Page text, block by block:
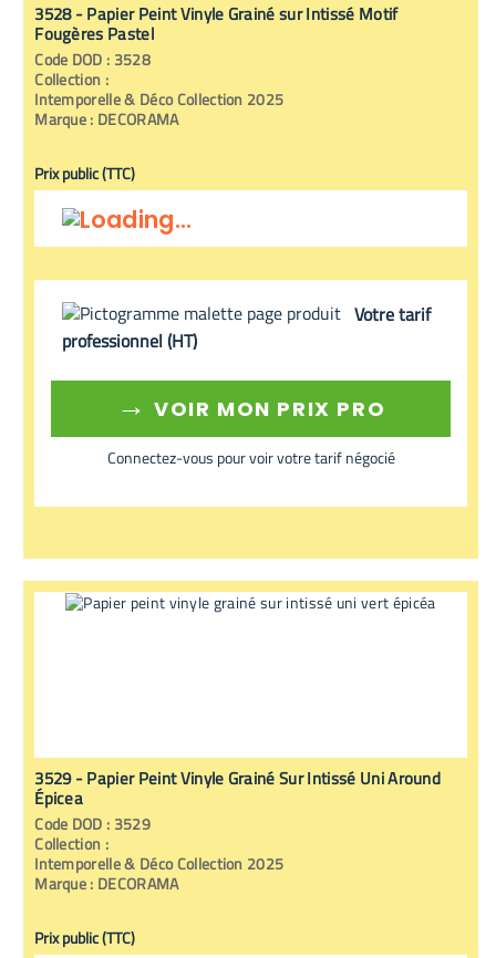
3528 - Papier Peint Vinyle Grainé sur Intissé Motif
Fougères Pastel
Code DOD : 3528
Collection :
Intemporelle & Déco Collection 2025
Marque : DECORAMA
Prix public (TTC)
Votre tarif
professionnel (HT)
→ VOIR MON PRIX PRO
Connectez-vous pour voir votre tarif négocié
3529 - Papier Peint Vinyle Grainé Sur Intissé Uni Around
Épicea
Code DOD : 3529
Collection :
Intemporelle & Déco Collection 2025
Marque : DECORAMA
Prix public (TTC)